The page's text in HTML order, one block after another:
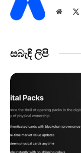
Website
සබැඳි ලිපි